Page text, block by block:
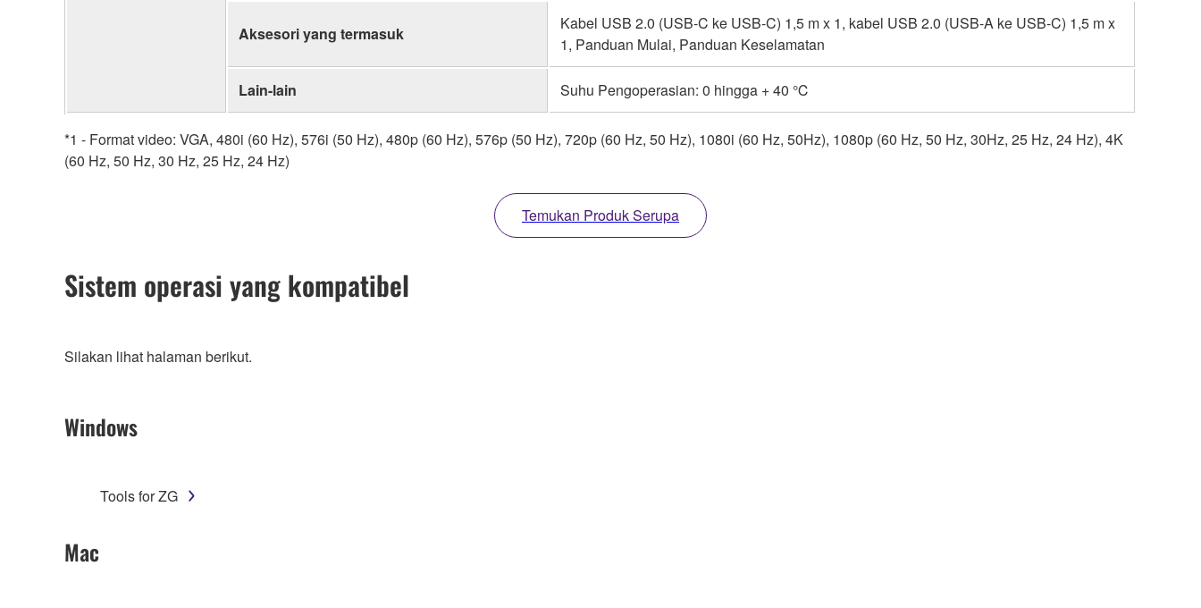
Aksesori yang termasuk
Kabel USB 2.0 (USB-C ke USB-C) 1,5 m x 1, kabel USB 2.0 (USB-A ke USB-C) 1,5 m x
1, Panduan Mulai, Panduan Keselamatan
Lain-lain Suhu Pengoperasian: 0 hingga + 40 ℃
*1 - Format video: VGA, 480i (60 Hz), 576i (50 Hz), 480p (60 Hz), 576p (50 Hz), 720p (60 Hz, 50 Hz), 1080i (60 Hz, 50Hz), 1080p (60 Hz, 50 Hz, 30Hz, 25 Hz, 24 Hz), 4K
(60 Hz, 50 Hz, 30 Hz, 25 Hz, 24 Hz)
Temukan Produk Serupa
Sistem operasi yang kompatibel
Silakan lihat halaman berikut.
Windows
Tools for ZG
Mac